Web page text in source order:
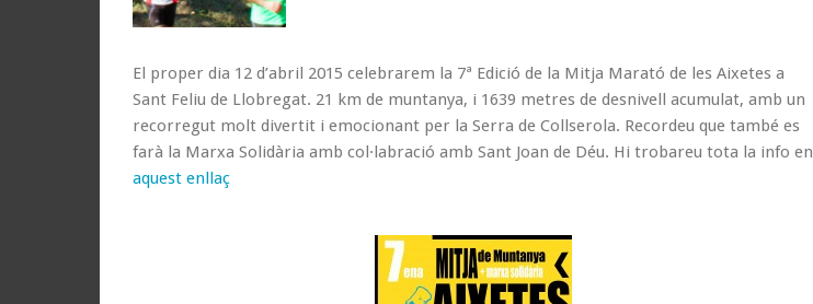
El proper dia 12 d’abril 2015 celebrarem la 7ª Edició de la Mitja Marató de les Aixetes a
Sant Feliu de Llobregat. 21 km de muntanya, i 1639 metres de desnivell acumulat, amb un
recorregut molt divertit i emocionant per la Serra de Collserola. Recordeu que també es
farà la Marxa Solidària amb col·labració amb Sant Joan de Déu. Hi trobareu tota la info en
aquest enllaç